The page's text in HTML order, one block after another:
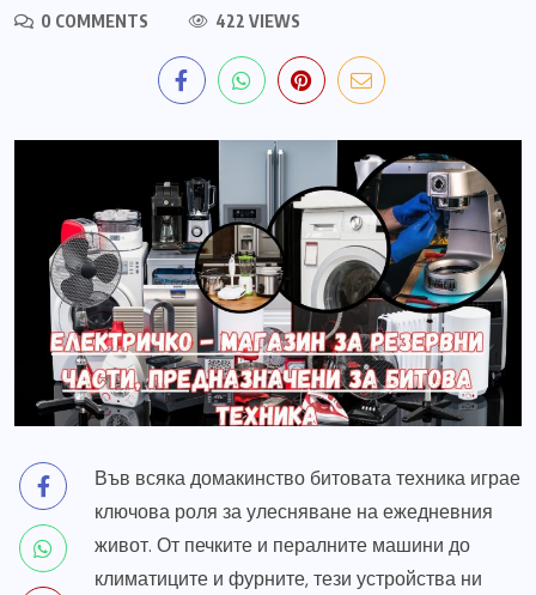
0 COMMENTS
422 VIEWS
Във всяка домакинство битовата техника играе
ключова роля за улесняване на ежедневния
живот. От печките и пералните машини до
климатиците и фурните, тези устройства ни